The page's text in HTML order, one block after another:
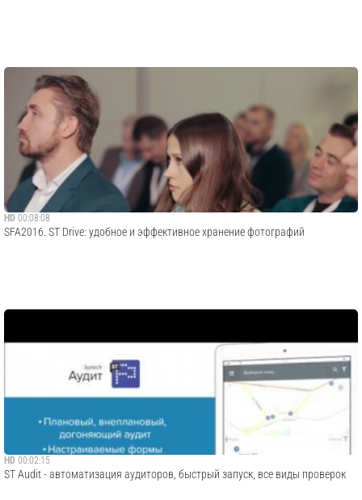
HD 00:08:08
SFA2016. ST Drive: удобное и эффективное хранение фотографий
HD 00:02:15
ST Audit - автоматизация аудиторов, быстрый запуск, все виды проверок